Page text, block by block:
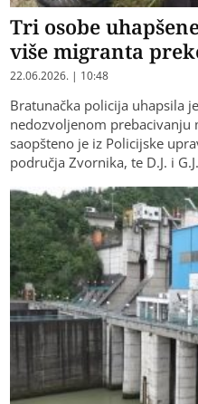
Tri osobe
više migranta
22.06.2026. | 10:48
Bratunačka policija uhapsila
nedozvoljenom prebacivanju
saopšteno je iz Policijske
područja Zvornika, te D.J. i